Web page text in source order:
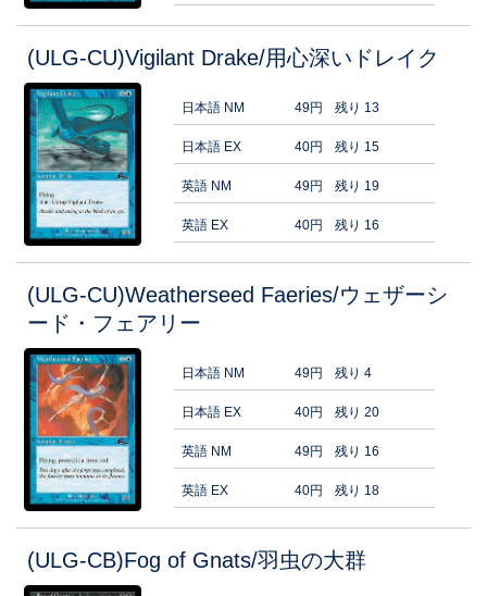
(ULG-CU)Vigilant Drake/用心深いドレイク
日本語 NM 49円 残り 13
日本語 EX 40円 残り 15
英語 NM 49円 残り 19
英語 EX 40円 残り 16
(ULG-CU)Weatherseed Faeries/ウェザーシ
ード・フェアリー
日本語 NM 49円 残り 4
日本語 EX 40円 残り 20
英語 NM 49円 残り 16
英語 EX 40円 残り 18
(ULG-CB)Fog of Gnats/羽虫の大群